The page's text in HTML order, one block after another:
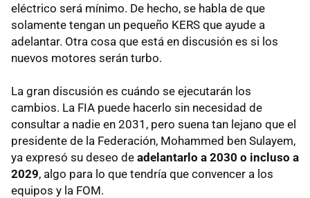
eléctrico será mínimo. De hecho, se habla de que
solamente tengan un pequeño KERS que ayude a
adelantar. Otra cosa que está en discusión es si los
nuevos motores serán turbo.
La gran discusión es cuándo se ejecutarán los
cambios. La FIA puede hacerlo sin necesidad de
consultar a nadie en 2031, pero suena tan lejano que el
presidente de la Federación, Mohammed ben Sulayem,
ya expresó su deseo de adelantarlo a 2030 o incluso a
2029, algo para lo que tendría que convencer a los
equipos y la FOM.